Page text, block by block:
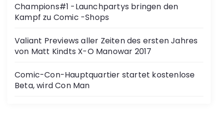
Champions#1 -Launchpartys bringen den
Kampf zu Comic -Shops
Valiant Previews aller Zeiten des ersten Jahres
von Matt Kindts X-O Manowar 2017
Comic-Con-Hauptquartier startet kostenlose
Beta, wird Con Man